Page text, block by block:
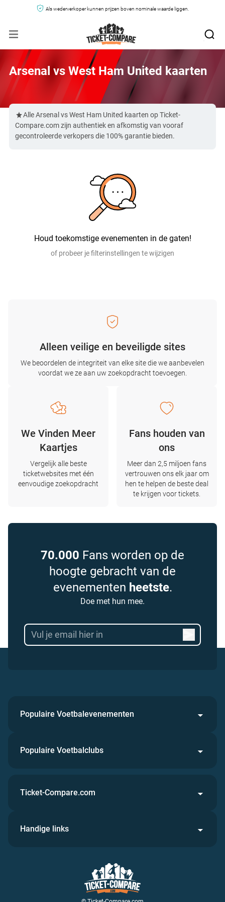
Als wederverkoper kunnen prijzen boven nominale waarde liggen.
Arsenal vs West Ham United kaarten
Alle Arsenal vs West Ham United kaarten op Ticket-
Compare.com zijn authentiek en afkomstig van vooraf
gecontroleerde verkopers die 100% garantie bieden.
Houd toekomstige evenementen in de gaten!
of probeer je filterinstellingen te wijzigen
Alleen veilige en beveiligde sites
We beoordelen de integriteit van elke site die we aanbevelen
voordat we ze aan uw zoekopdracht toevoegen.
We Vinden Meer
Kaartjes
Vergelijk alle beste
ticketwebsites met één
eenvoudige zoekopdracht
Fans houden van
ons
Meer dan 2,5 miljoen fans
vertrouwen ons elk jaar om
hen te helpen de beste deal
te krijgen voor tickets.
70.000 Fans worden op de
hoogte gebracht van de
evenementen heetste.
Doe met hun mee.
Populaire Voetbalevenementen
Populaire Voetbalclubs
Ticket-Compare.com
Handige links